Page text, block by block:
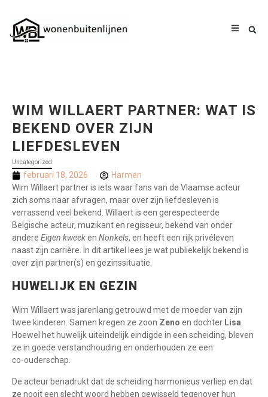
WIM WILLAERT PARTNER: WAT IS
BEKEND OVER ZIJN
LIEFDESLEVEN
Uncategorized
februari 18, 2026
Harmen
Wim Willaert partner is iets waar fans van de Vlaamse acteur
zich soms naar afvragen, maar over zijn liefdesleven is
verrassend veel bekend. Willaert is een gerespecteerde
Belgische acteur, muzikant en regisseur, bekend van onder
andere Eigen kweeken Nonkels, en heeft een rijk privéleven
naast zijn carrière. In dit artikel lees je wat publiekelijk bekend is
over zijn partner(s) en gezinssituatie.
HUWELIJK EN GEZIN
Wim Willaert was jarenlang getrouwd met de moeder van zijn
twee kinderen. Samen kregen ze zoon Zeno en dochter Lisa.
Hoewel het huwelijk uiteindelijk eindigde in een scheiding, bleven
ze in goede verstandhouding en onderhouden ze een
co‑ouderschap.
De acteur benadrukt dat de scheiding harmonieus verliep en dat
ze nooit een slecht woord hebben gewisseld tegenover hun